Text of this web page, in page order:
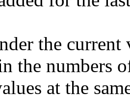
the
the numbers
at the